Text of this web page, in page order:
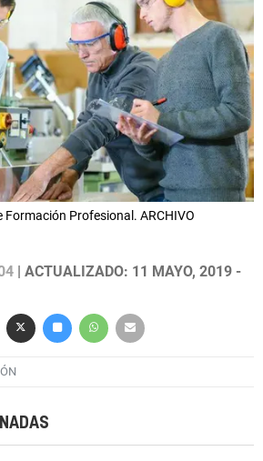
Formación Profesional. ARCHIVO
| ACTUALIZADO: 11 MAYO, 2019 -